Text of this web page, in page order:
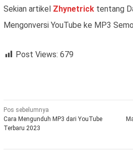
Sekian artikel Zhynetrick tentang
Mengonversi YouTube ke MP3
Post Views: 679
Navigasi
pos
Pos sebelumnya
Cara Mengunduh MP3 dari YouTube
Terbaru 2023